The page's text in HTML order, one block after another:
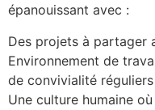
épanouissant avec :
Des projets à partager
Environnement de
de convivialité réguliers
Une culture humaine